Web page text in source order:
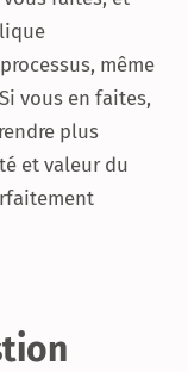
même
vous en faites,
plus
et valeur du